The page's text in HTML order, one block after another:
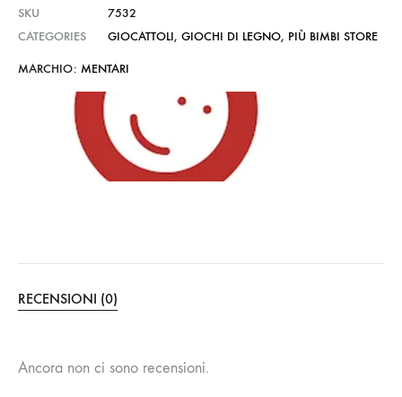
SKU
7532
CATEGORIES
GIOCATTOLI, GIOCHI DI LEGNO, PIÙ BIMBI STORE
MARCHIO: MENTARI
RECENSIONI (0)
Ancora non ci sono recensioni.